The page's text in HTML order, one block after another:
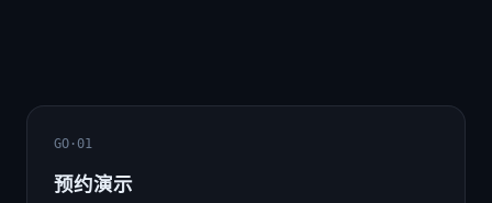
GO·01
预约演示